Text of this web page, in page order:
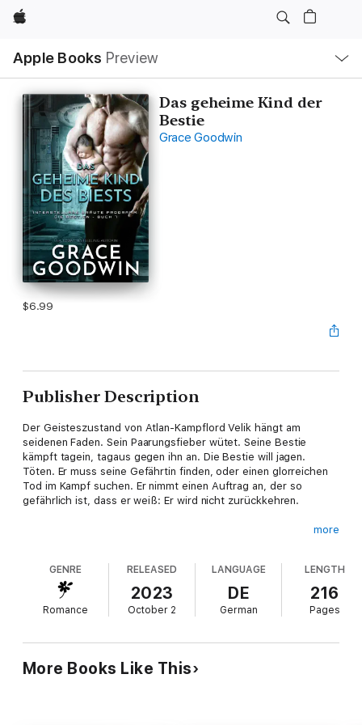
Apple
Apple Books Preview
Nav
Open
Menu
Das geheime Kind der
Bestie
Grace Goodwin
$6.99
Publisher Description
Der Geisteszustand von Atlan-Kampflord Velik hängt am
seidenen Faden. Sein Paarungsfieber wütet. Seine Bestie
kämpft tagein, tagaus gegen ihn an. Die Bestie will jagen.
Töten. Er muss seine Gefährtin finden, oder einen glorreichen
Tod im Kampf suchen. Er nimmt einen Auftrag an, der so
gefährlich ist, dass er weiß: Er wird nicht zurückkehren.
zufügen könnte. Sein Schicksal ist besiegelt … bis seine Bestie
ihren Duft wittert. Ihr Gesicht sieht. Augenblicklich weiß die
Bestie, dass diese Menschenfrau ihm gehört – und niemandem
sonst.
Keine Bestie hat jemals seine Gefährtin in Besitz genommen
und danach verlassen.
more
GENRE
Romance
RELEASED
2023
October 2
LANGUAGE
DE
German
LENGTH
216
Pages
More Books Like This